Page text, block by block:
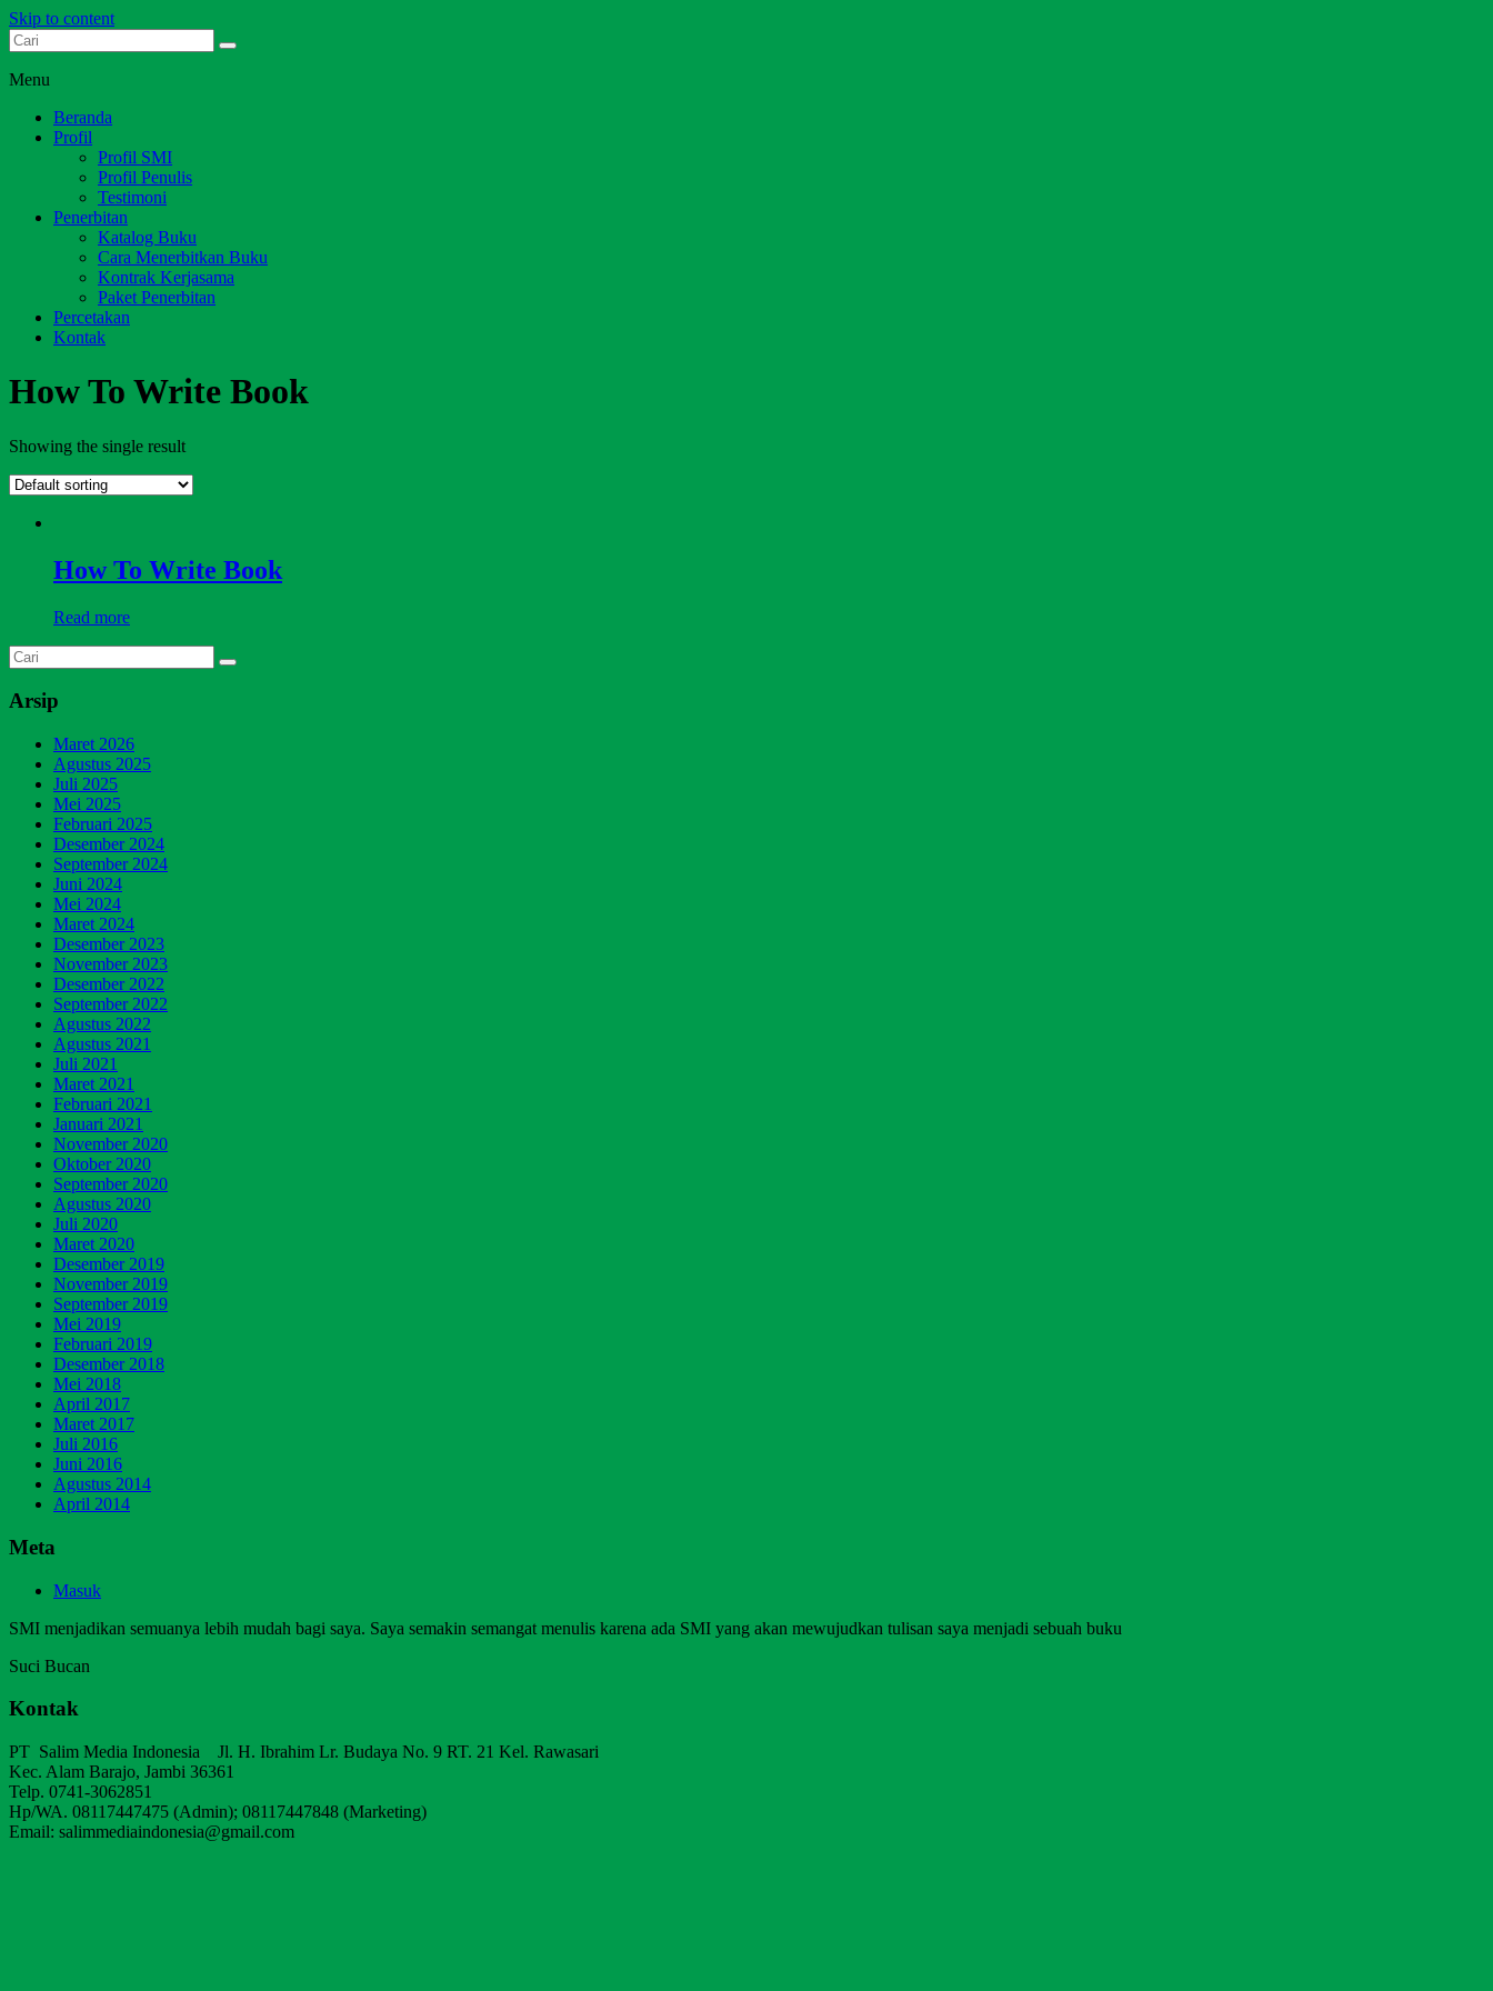
Skip to content
Dari Jambi untuk Indonesia
Menu
Beranda
Profil
Profil SMI
Profil Penulis
Testimoni
Penerbitan
Katalog Buku
Cara Menerbitkan Buku
Kontrak Kerjasama
Paket Penerbitan
Percetakan
Kontak
How To Write Book
Showing the single result
How To Write Book
Read more
Arsip
Maret 2026
Agustus 2025
Juli 2025
Mei 2025
Februari 2025
Desember 2024
September 2024
Juni 2024
Mei 2024
Maret 2024
Desember 2023
November 2023
Desember 2022
September 2022
Agustus 2022
Agustus 2021
Juli 2021
Maret 2021
Februari 2021
Januari 2021
November 2020
Oktober 2020
September 2020
Agustus 2020
Juli 2020
Maret 2020
Desember 2019
November 2019
September 2019
Mei 2019
Februari 2019
Desember 2018
Mei 2018
April 2017
Maret 2017
Juli 2016
Juni 2016
Agustus 2014
April 2014
Meta
Masuk
SMI menjadikan semuanya lebih mudah bagi saya. Saya semakin semangat menulis karena ada SMI yang akan mewujudkan tulisan saya menjadi sebuah buku
Suci Bucan
Kontak
PT Salim Media Indonesia Jl. H. Ibrahim Lr. Budaya No. 9 RT. 21 Kel. Rawasari
Kec. Alam Barajo, Jambi 36361
Telp. 0741-3062851
Hp/WA. 08117447475 (Admin); 08117447848 (Marketing)
Email: salimmediaindonesia@gmail.com